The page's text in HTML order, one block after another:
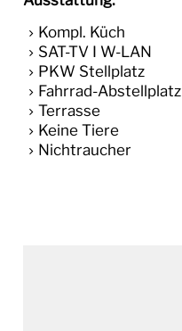
Kompl. Küch
SAT-TV I W-LAN
PKW Stellplatz
Fahrrad-Abstellplatz
Terrasse
Keine Tiere
Nichtraucher